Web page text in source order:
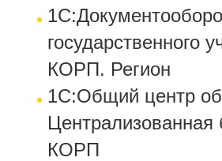
государственного
КОРП. Регион
1С:Общий центр
Централизованная
КОРП